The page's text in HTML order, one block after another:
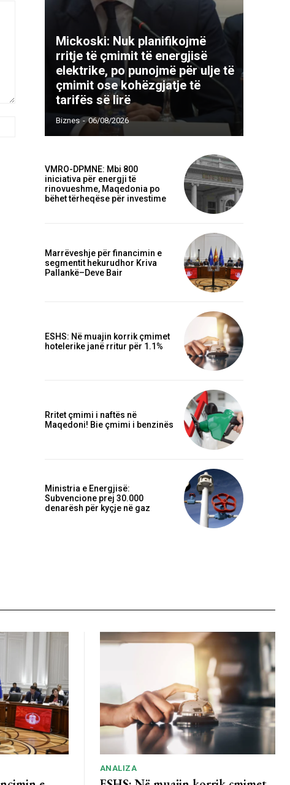
Mickoski: Nuk planifikojmë
rritje të çmimit të energjisë
elektrike, po punojmë për ulje të
çmimit ose kohëzgjatje të
tarifës së lirë
Biznes - 06/08/2026
VMRO-DPMNE: Mbi 800
iniciativa për energji të
rinovueshme, Maqedonia po
bëhet tërheqëse për investime
Marrëveshje për financimin e
segmentit hekurudhor Kriva
Pallankë–Deve Bair
ESHS: Në muajin korrik çmimet
hotelerike janë rritur për 1.1%
Rritet çmimi i naftës në
Maqedoni! Bie çmimi i benzinës
Ministria e Energjisë:
Subvencione prej 30.000
denarësh për kyçje në gaz
ANALIZA